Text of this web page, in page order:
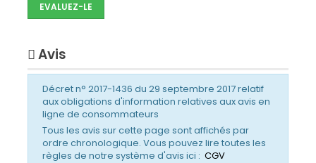
EVALUEZ-LE
Avis
Décret n° 2017-1436 du 29 septembre 2017 relatif
aux obligations d'information relatives aux avis en
ligne de consommateurs
Tous les avis sur cette page sont affichés par
ordre chronologique. Vous pouvez lire toutes les
règles de notre système d'avis ici : CGV